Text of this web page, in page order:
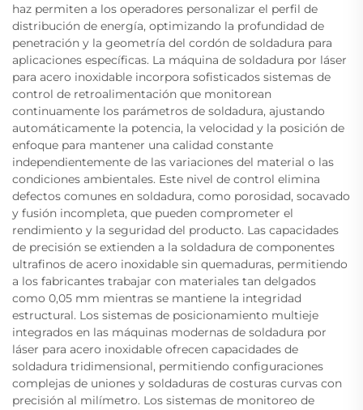
haz permiten a los operadores personalizar el perfil de
distribución de energía, optimizando la profundidad de
penetración y la geometría del cordón de soldadura para
aplicaciones específicas. La máquina de soldadura por láser
para acero inoxidable incorpora sofisticados sistemas de
control de retroalimentación que monitorean
continuamente los parámetros de soldadura, ajustando
automáticamente la potencia, la velocidad y la posición de
enfoque para mantener una calidad constante
independientemente de las variaciones del material o las
condiciones ambientales. Este nivel de control elimina
defectos comunes en soldadura, como porosidad, socavado
y fusión incompleta, que pueden comprometer el
rendimiento y la seguridad del producto. Las capacidades
de precisión se extienden a la soldadura de componentes
ultrafinos de acero inoxidable sin quemaduras, permitiendo
a los fabricantes trabajar con materiales tan delgados
como 0,05 mm mientras se mantiene la integridad
estructural. Los sistemas de posicionamiento multieje
integrados en las máquinas modernas de soldadura por
láser para acero inoxidable ofrecen capacidades de
soldadura tridimensional, permitiendo configuraciones
complejas de uniones y soldaduras de costuras curvas con
precisión al milímetro. Los sistemas de monitoreo de